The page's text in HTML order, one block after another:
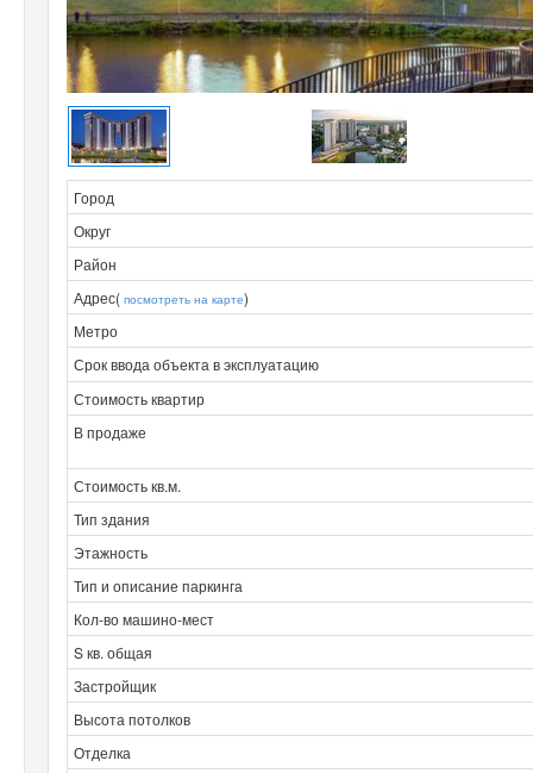
Город
Округ
Район
Адрес( посмотреть на карте)
Метро
Срок ввода объекта в эксплуатацию
Стоимость квартир
В продаже
Стоимость кв.м.
Тип здания
Этажность
Тип и описание паркинга
Кол-во машино-мест
S кв. общая
Застройщик
Высота потолков
Отделка